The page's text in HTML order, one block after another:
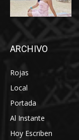
ARCHIVO
Rojas
Local
Portada
Al Instante
Hoy Escriben